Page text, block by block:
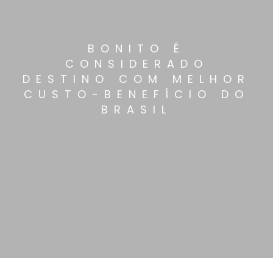
BONITO É
CONSIDERADO
DESTINO COM MELHOR
CUSTO-BENEFÍCIO DO
BRASIL